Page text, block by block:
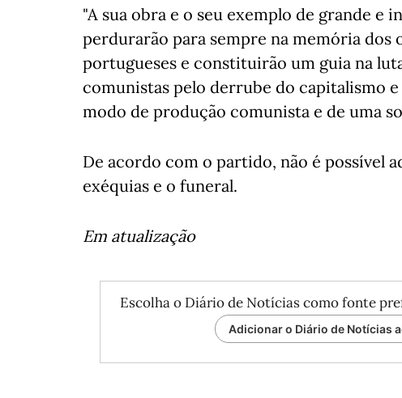
"A sua obra e o seu exemplo de grande
perdurarão para sempre na memória dos
portugueses e constituirão um guia na
comunistas pelo derrube do capitalismo
modo de produção comunista e de uma
De acordo com o partido, não é possível
exéquias e o funeral.
Em atualização
Escolha o Diário de Notícias como fonte
Adicionar o Diário de Notícias